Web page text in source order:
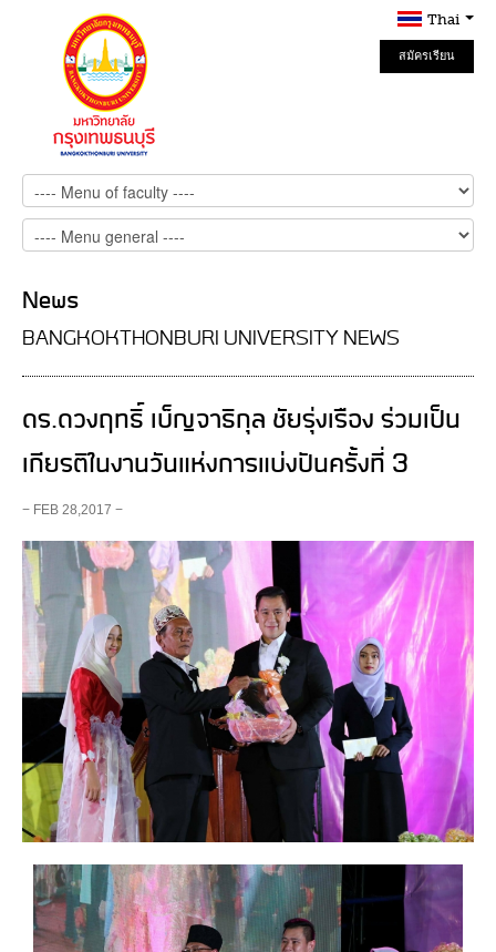
Thai
สมัครเรียน
Online
News
BANGKOKTHONBURI UNIVERSITY NEWS
ดร.ดวงฤทธิ์ เบ็ญจาธิกุล ชัยรุ่งเรือง ร่วมเป็น
เกียรติในงานวันแห่งการแบ่งปันครั้งที่ 3
− FEB 28,2017 −